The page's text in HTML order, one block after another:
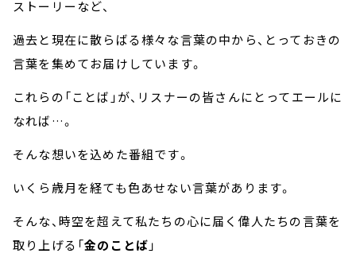
ストーリーなど、
過去と現在に散らばる様々な言葉の中から、とっておきの
言葉を集めてお届けしています。
これらの「ことば」が、リスナーの皆さんにとってエールに
なれば…。
そんな想いを込めた番組です。
いくら歳月を経ても色あせない言葉があります。
そんな、時空を超えて私たちの心に届く偉人たちの言葉を
取り上げる「金のことば 」